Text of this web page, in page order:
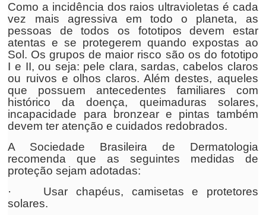
Como a incidência dos raios ultravioletas é cada
vez mais agressiva em todo o planeta, as
pessoas de todos os fototipos devem estar
atentas e se protegerem quando expostas ao
Sol. Os grupos de maior risco são os do fototipo
I e II, ou seja: pele clara, sardas, cabelos claros
ou ruivos e olhos claros. Além destes, aqueles
que possuem antecedentes familiares com
histórico da doença, queimaduras solares,
incapacidade para bronzear e pintas também
devem ter atenção e cuidados redobrados.
A Sociedade Brasileira de Dermatologia
recomenda que as seguintes medidas de
proteção sejam adotadas:
· Usar chapéus, camisetas e protetores
solares.